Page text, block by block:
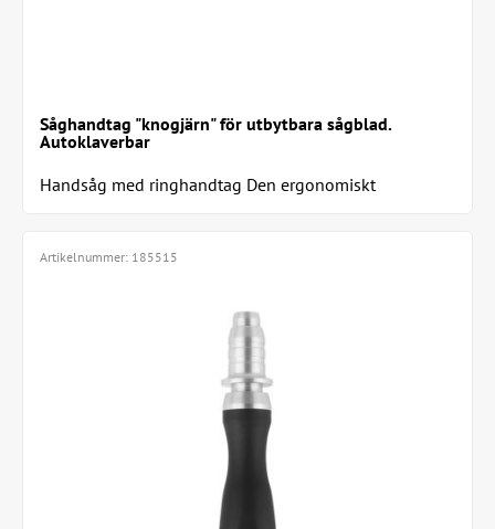
Såghandtag "knogjärn" för utbytbara sågblad.
Autoklaverbar
Handsåg med ringhandtag Den ergonomiskt
Artikelnummer: 185515